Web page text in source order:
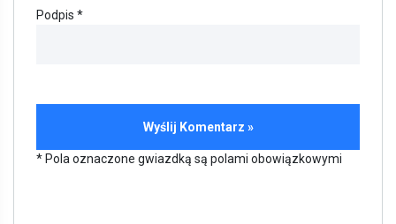
Podpis *
* Pola oznaczone gwiazdką są polami obowiązkowymi